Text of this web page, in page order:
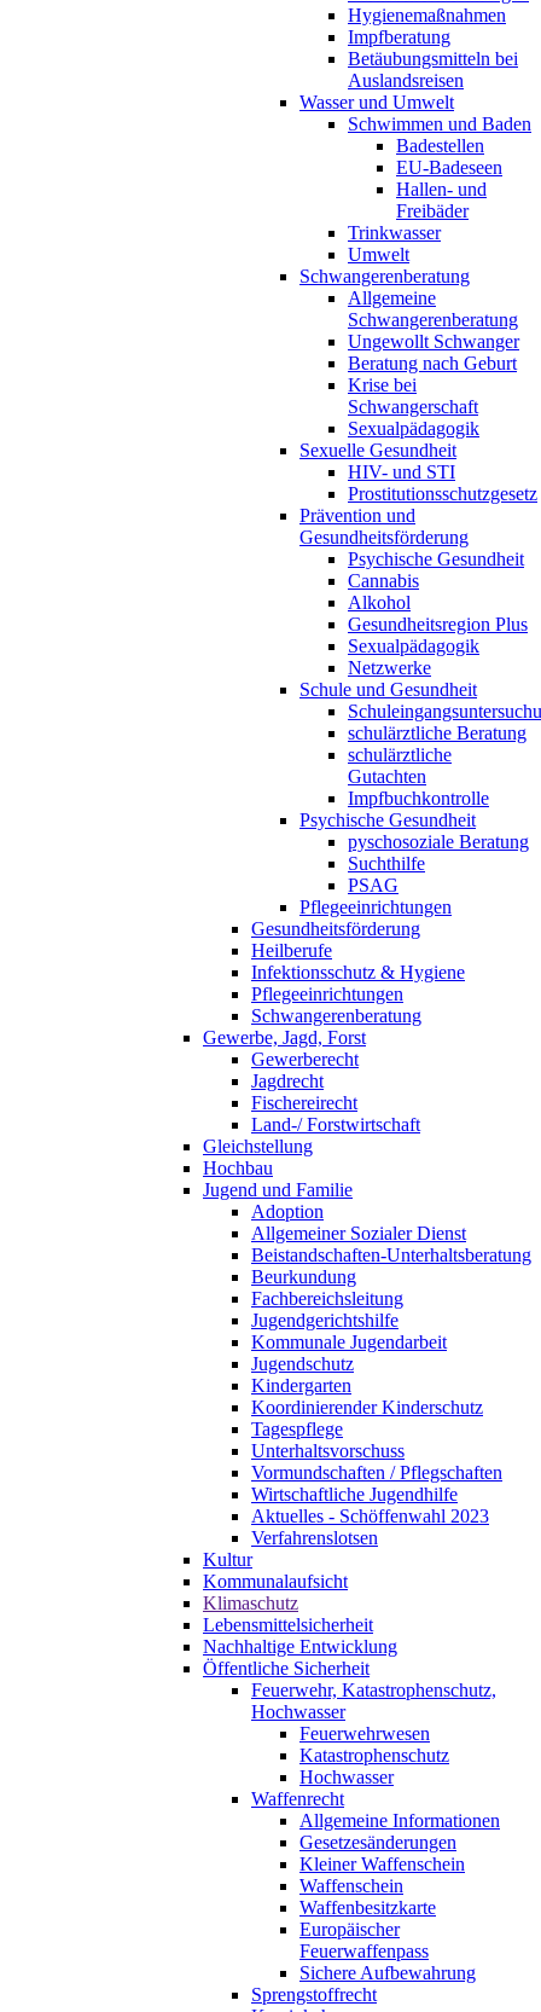
Hygienemaßnahmen
Impfberatung
Betäubungsmitteln bei
Auslandsreisen
Wasser und Umwelt
Schwimmen und Baden
Badestellen
EU-Badeseen
Hallen- und
Freibäder
Trinkwasser
Umwelt
Schwangerenberatung
Allgemeine
Schwangerenberatung
Ungewollt Schwanger
Beratung nach Geburt
Krise bei
Schwangerschaft
Sexualpädagogik
Sexuelle Gesundheit
HIV- und STI
Prostitutionsschutzgesetz
Prävention und
Gesundheitsförderung
Psychische Gesundheit
Cannabis
Alkohol
Gesundheitsregion Plus
Sexualpädagogik
Netzwerke
Schule und Gesundheit
schulärztliche Beratung
schulärztliche
Gutachten
Impfbuchkontrolle
Psychische Gesundheit
pyschosoziale Beratung
Suchthilfe
PSAG
Pflegeeinrichtungen
Gesundheitsförderung
Heilberufe
Infektionsschutz & Hygiene
Pflegeeinrichtungen
Schwangerenberatung
Gewerbe, Jagd, Forst
Gewerberecht
Jagdrecht
Fischereirecht
Land-/ Forstwirtschaft
Gleichstellung
Hochbau
Jugend und Familie
Adoption
Allgemeiner Sozialer Dienst
Beistandschaften-Unterhaltsberatung
Beurkundung
Fachbereichsleitung
Jugendgerichtshilfe
Kommunale Jugendarbeit
Jugendschutz
Kindergarten
Koordinierender Kinderschutz
Tagespflege
Unterhaltsvorschuss
Vormundschaften / Pflegschaften
Wirtschaftliche Jugendhilfe
Aktuelles - Schöffenwahl 2023
Verfahrenslotsen
Kultur
Kommunalaufsicht
Klimaschutz
Lebensmittelsicherheit
Nachhaltige Entwicklung
Öffentliche Sicherheit
Feuerwehr, Katastrophenschutz,
Hochwasser
Feuerwehrwesen
Katastrophenschutz
Hochwasser
Waffenrecht
Allgemeine Informationen
Gesetzesänderungen
Kleiner Waffenschein
Waffenschein
Waffenbesitzkarte
Europäischer
Feuerwaffenpass
Sichere Aufbewahrung
Sprengstoffrecht